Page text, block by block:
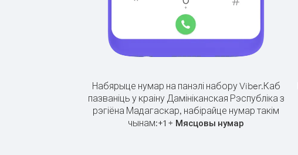
Набярыце нумар на панэлі набору Viber.Каб
пазваніць у краіну Дамініканская Рэспубліка з
рэгіёна Мадагаскар, набірайце нумар такім
чынам:+1 + Мясцовы нумар